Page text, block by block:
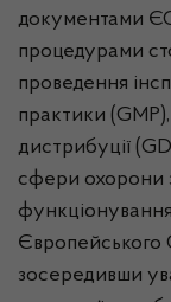
документами
процедурами
проведення
практики
дистрибуції
сфери охорони
Європейського
зосередивши